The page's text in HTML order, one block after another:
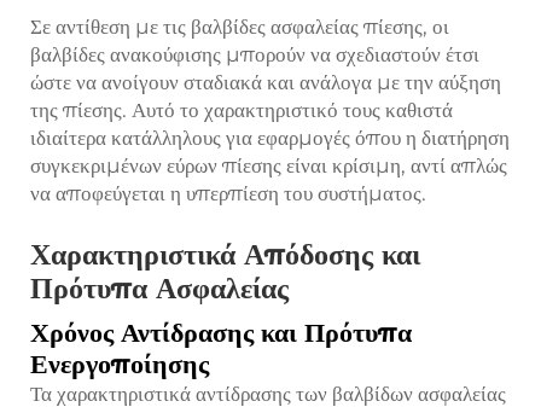
Σε αντίθεση με τις βαλβίδες ασφαλείας πίεσης, οι
βαλβίδες ανακούφισης μπορούν να σχεδιαστούν έτσι
ώστε να ανοίγουν σταδιακά και ανάλογα με την αύξηση
της πίεσης. Αυτό το χαρακτηριστικό τους καθιστά
ιδιαίτερα κατάλληλους για εφαρμογές όπου η διατήρηση
συγκεκριμένων εύρων πίεσης είναι κρίσιμη, αντί απλώς
να αποφεύγεται η υπερπίεση του συστήματος.
Χαρακτηριστικά Απόδοσης και
Πρότυπα Ασφαλείας
Χρόνος Αντίδρασης και Πρότυπα
Ενεργοποίησης
Τα χαρακτηριστικά αντίδρασης των βαλβίδων ασφαλείας